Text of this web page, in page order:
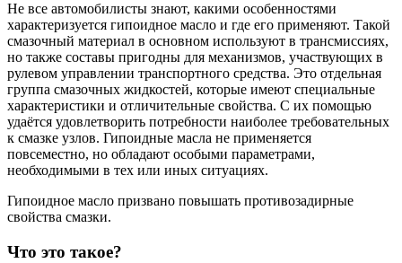
Не все автомобилисты знают, какими особенностями
характеризуется гипоидное масло и где его применяют. Такой
смазочный материал в основном используют в трансмиссиях,
но также составы пригодны для механизмов, участвующих в
рулевом управлении транспортного средства. Это отдельная
группа смазочных жидкостей, которые имеют специальные
характеристики и отличительные свойства. С их помощью
удаётся удовлетворить потребности наиболее требовательных
к смазке узлов. Гипоидные масла не применяется
повсеместно, но обладают особыми параметрами,
необходимыми в тех или иных ситуациях.
Гипоидное масло призвано повышать противозадирные
свойства смазки.
Что это такое?